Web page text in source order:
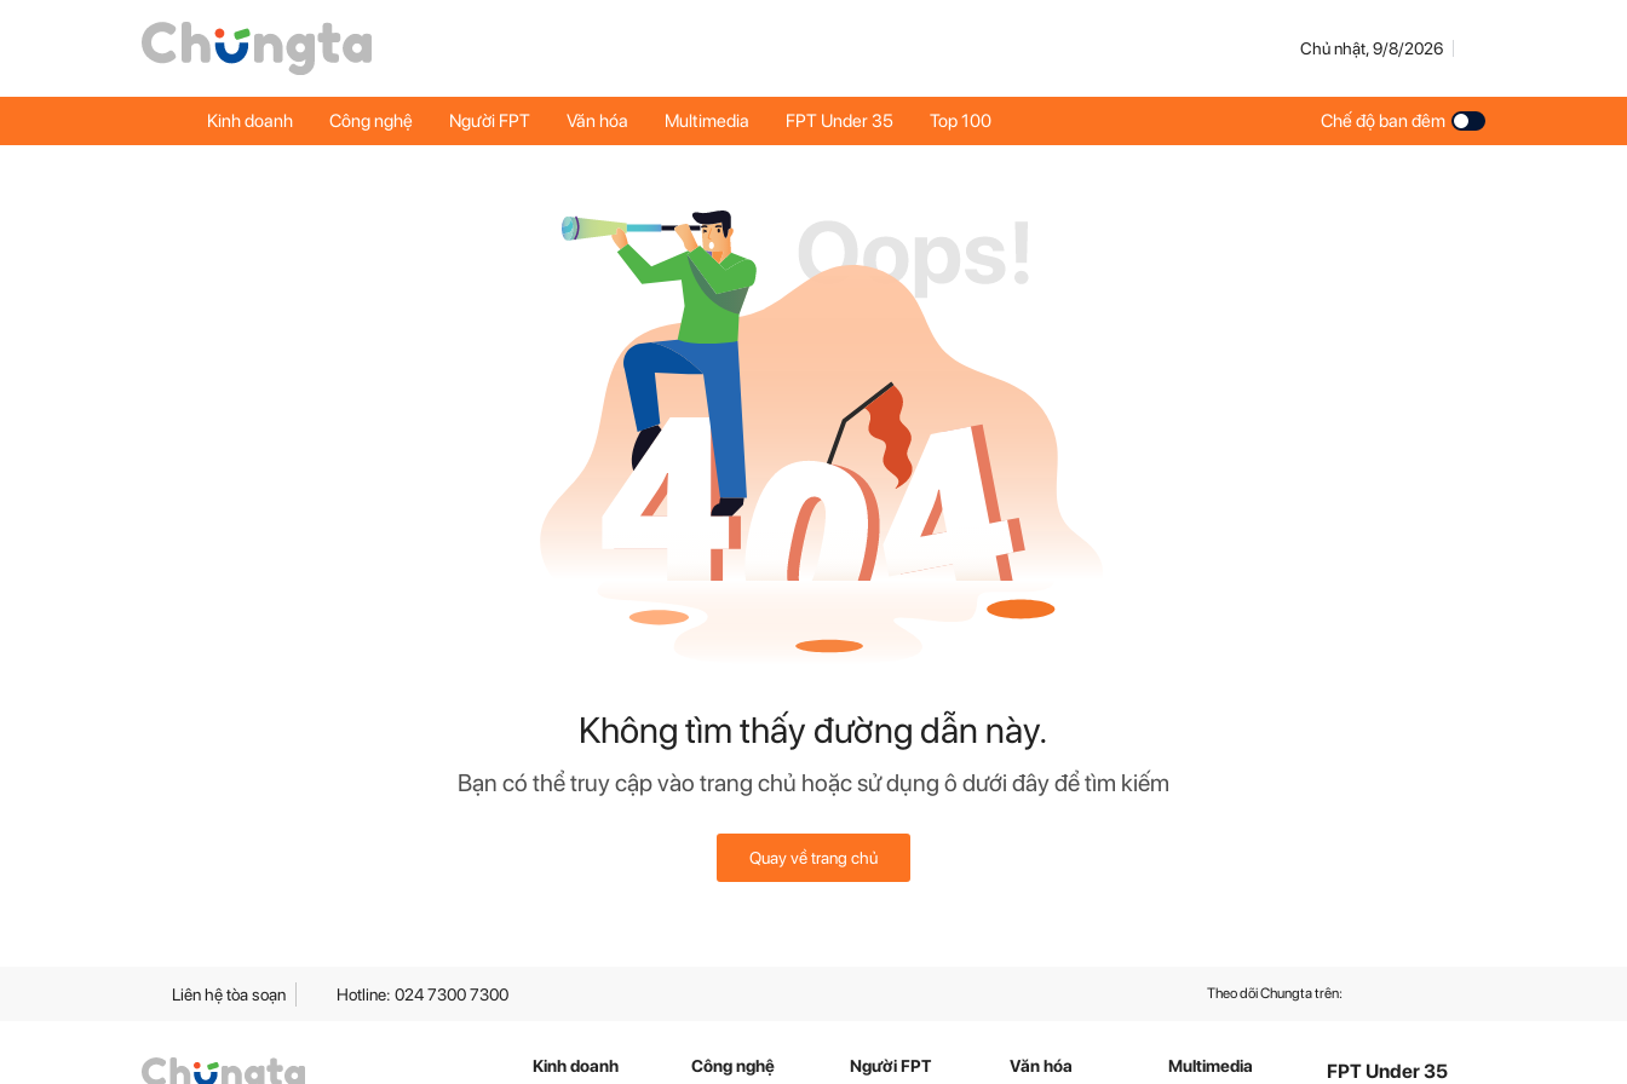
Chủ nhật, 9/8/2026
Kinh doanh Công nghệ Người FPT Văn hóa Multimedia FPT Under 35 Top 100 Chế độ ban đêm
Không tìm thấy đường dẫn này.
Bạn có thể truy cập vào trang chủ hoặc sử dụng ô dưới đây để tìm kiếm
Quay về trang chủ
Liên hệ tòa soạn Hotline: 024 7300 7300 Theo dõi Chungta trên:
Kinh doanh Công nghệ Người FPT Văn hóa Multimedia FPT Under 35